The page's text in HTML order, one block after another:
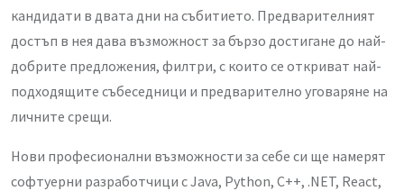
кандидати в двата дни на събитието. Предварителният
достъп в нея дава възможност за бързо достигане до най-
добрите предложения, филтри, с които се откриват най-
подходящите събеседници и предварително уговаряне на
личните срещи.
Нови професионални възможности за себе си ще намерят
софтуерни разработчици с Java, Python, C++, .NET, React,